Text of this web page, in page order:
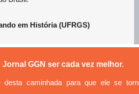
em História (UFRGS)
GGN ser cada vez melhor.
desta caminhada para que ele se